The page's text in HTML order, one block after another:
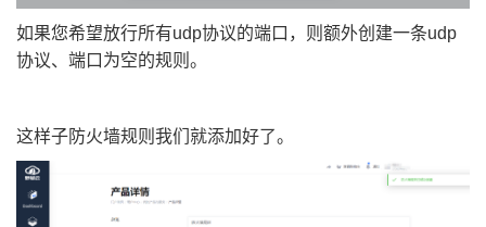
如果您希望放行所有udp协议的端口，则额外创建一条udp
协议、端口为空的规则。
这样子防火墙规则我们就添加好了。